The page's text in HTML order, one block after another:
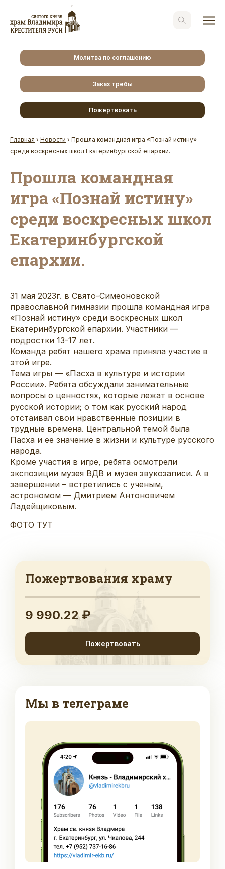
Молитва по соглашению
Заказ требы
Пожертвовать
Главная › Новости › Прошла командная игра «Познай истину»
среди воскресных школ Екатеринбургской епархии.
Прошла командная
игра «Познай истину»
среди воскресных школ
Екатеринбургской
епархии.
31 мая 2023г. в Свято-Симеоновской
православной гимназии прошла командная игра
«Познай истину» среди воскресных школ
Екатеринбургской епархии. Участники —
подростки 13-17 лет.
Команда ребят нашего храма приняла участие в
этой игре.
Тема игры — «Пасха в культуре и истории
России». Ребята обсуждали занимательные
вопросы о ценностях, которые лежат в основе
русской истории; о том как русский народ
отстаивал свои нравственные позиции в
трудные времена. Центральной темой была
Пасха и ее значение в жизни и культуре русского
народа.
Кроме участия в игре, ребята осмотрели
экспозиции музея ВДВ и музея звукозаписи. А в
завершении – встретились с ученым,
астрономом — Дмитрием Антоновичем
Ладейщиковым.
ФОТО ТУТ
Пожертвования храму
9 990.22 ₽
Пожертвовать
Мы в телеграме